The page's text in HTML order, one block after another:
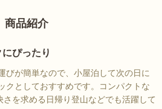
商品紹介
ぴったり
びが簡単なので、小屋泊して次の日に
クとしておすすめです。コンパクトな
を求める日帰り登山などでも活躍して